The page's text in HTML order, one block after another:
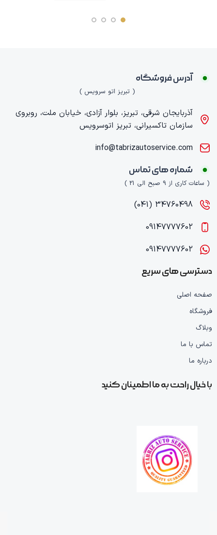
آدرس فروشگاه
( تبریز اتو سرویس )
آذربایجان شرقی، تبریز، بلوار آزادی، خیابان ملت، روبروی
سازمان تاکسیرانی، تبریز اتوسرویس
info@tabrizautoservice.com
شماره های تماس
( ساعات کاری از 9 صبح الی 21 )
34760498 (041)
09147777602
09147777602
دسترسی های سریع
صفحه اصلی
فروشگاه
وبلاگ
تماس با ما
درباره ما
با خیال راحت به ما اطمینان کنید